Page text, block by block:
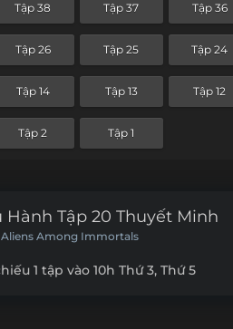
Tập 38 Tập 37 Tập 36
Tập 26 Tập 25 Tập 24
Tập 14 Tập 13 Tập 12
Tập 2 Tập 1
Hành Tập 20 Thuyết Minh
Among Immortals
1 tập vào 10h Thứ 3, Thứ 5